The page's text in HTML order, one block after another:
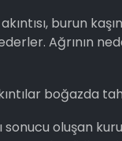
burun
Ağrının
boğazda
sonucu oluşan